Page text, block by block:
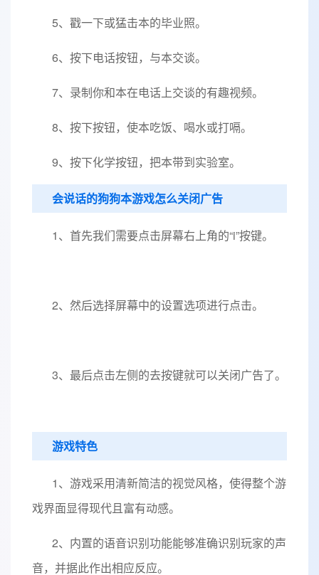
5、戳一下或猛击本的毕业照。
6、按下电话按钮，与本交谈。
7、录制你和本在电话上交谈的有趣视频。
8、按下按钮，使本吃饭、喝水或打嗝。
9、按下化学按钮，把本带到实验室。
会说话的狗狗本游戏怎么关闭广告
1、首先我们需要点击屏幕右上角的“i”按键。
2、然后选择屏幕中的设置选项进行点击。
3、最后点击左侧的去按键就可以关闭广告了。
游戏特色
1、游戏采用清新简洁的视觉风格，使得整个游
戏界面显得现代且富有动感。
2、内置的语音识别功能能够准确识别玩家的声
音，并据此作出相应反应。